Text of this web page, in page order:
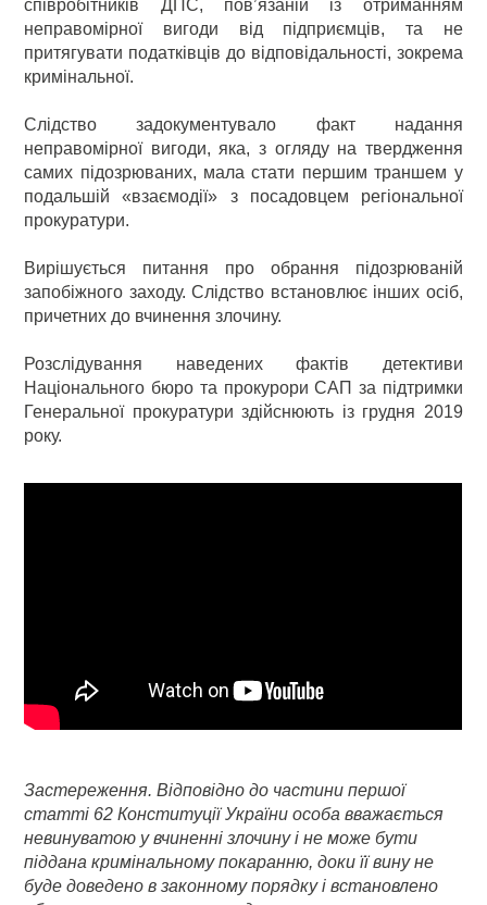
співробітників ДПС, пов’язаній із отриманням
неправомірної вигоди від підприємців, та не
притягувати податківців до відповідальності, зокрема
кримінальної.
Слідство задокументувало факт надання
неправомірної вигоди, яка, з огляду на твердження
самих підозрюваних, мала стати першим траншем у
подальшій «взаємодії» з посадовцем регіональної
прокуратури.
Вирішується питання про обрання підозрюваній
запобіжного заходу. Слідство встановлює інших осіб,
причетних до вчинення злочину.
Розслідування наведених фактів детективи
Національного бюро та прокурори САП за підтримки
Генеральної прокуратури здійснюють із грудня 2019
року.
Застереження. Відповідно до частини першої
статті 62 Конституції України особа вважається
невинуватою у вчиненні злочину і не може бути
піддана кримінальному покаранню, доки її вину не
буде доведено в законному порядку і встановлено